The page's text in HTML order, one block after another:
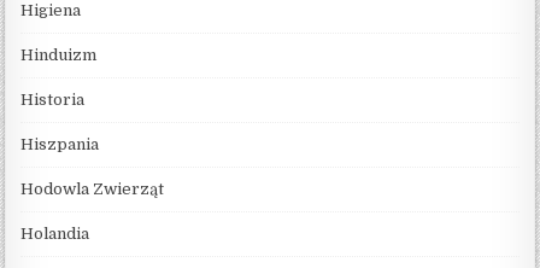
Higiena
Hinduizm
Historia
Hiszpania
Hodowla Zwierząt
Holandia